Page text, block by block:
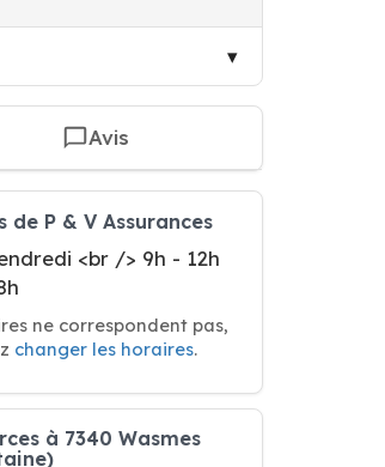
Avis
de P & V Assurances
<br /> 9h - 12h
ne correspondent pas,
changer les horaires.
à 7340 Wasmes